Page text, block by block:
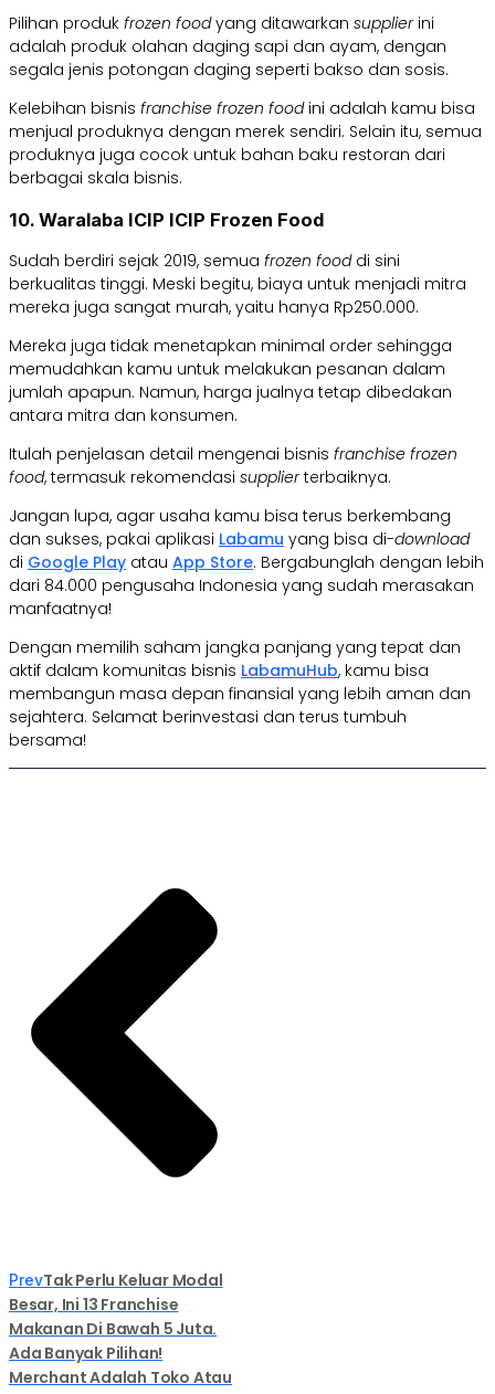
Pilihan produk frozen foodyang ditawarkan supplier ini
adalah produk olahan daging sapi dan ayam, dengan
segala jenis potongan daging seperti bakso dan sosis.
Kelebihan bisnis franchise frozen food ini adalah kamu bisa
menjual produknya dengan merek sendiri. Selain itu, semua
produknya juga cocok untuk bahan baku restoran dari
berbagai skala bisnis.
10. Waralaba ICIP ICIP Frozen Food
Sudah berdiri sejak 2019, semua frozen food di sini
berkualitas tinggi. Meski begitu, biaya untuk menjadi mitra
mereka juga sangat murah, yaitu hanya Rp250.000.
Mereka juga tidak menetapkan minimal order sehingga
memudahkan kamu untuk melakukan pesanan dalam
jumlah apapun. Namun, harga jualnya tetap dibedakan
antara mitra dan konsumen.
Itulah penjelasan detail mengenai bisnis franchise frozen
food, termasuk rekomendasi supplierterbaiknya.
Jangan lupa, agar usaha kamu bisa terus berkembang
dan sukses, pakai aplikasi Labamu yang bisa di-download
di Google Play atau App Store. Bergabunglah dengan lebih
dari 84.000 pengusaha Indonesia yang sudah merasakan
manfaatnya!
Dengan memilih saham jangka panjang yang tepat dan
aktif dalam komunitas bisnis LabamuHub, kamu bisa
membangun masa depan finansial yang lebih aman dan
sejahtera. Selamat berinvestasi dan terus tumbuh
bersama!
PrevTak Perlu Keluar Modal
Besar, Ini 13 Franchise
Makanan Di Bawah 5 Juta.
Ada Banyak Pilihan!
Merchant Adalah Toko Atau